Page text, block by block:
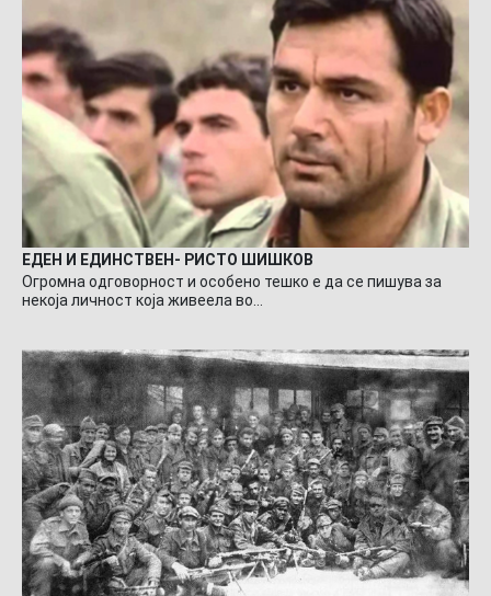
ЕДЕН И ЕДИНСТВЕН- РИСТО ШИШКОВ
Огромна одговорност и особено тешко е да се пишува за
некоја личност која живеела во…